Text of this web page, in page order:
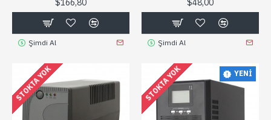
$166,80
Şimdi Al
$48,00
Şimdi Al
STOKTA YOK YENI
STOKTA YOK